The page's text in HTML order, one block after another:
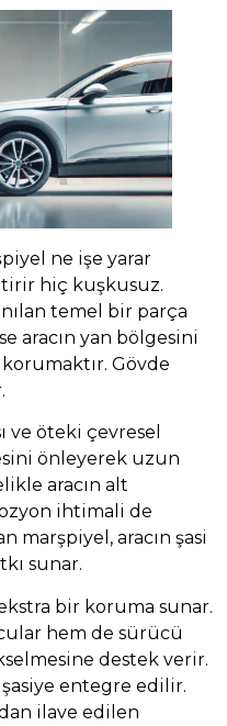
ne işe yarar
hiç kuşkusuz.
temel bir parça
aracın yan bölgesini
Gövde
ve öteki çevresel
önleyerek uzun
aracın alt
ihtimali de
marşpiyel, aracın şasi
sunar.
bir koruma sunar.
hem de sürücü
destek verir.
entegre edilir.
ilave edilen